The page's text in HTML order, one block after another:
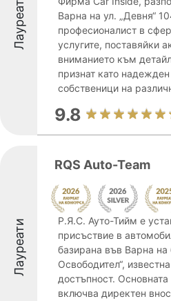
Лауреати
Варна на ул. „Девня“
професионалист в
услугите, поставяйки
вниманието към
признат като
собственици на
9.8
Лауреати
RQS Auto-Team
Р.Я.С. Ауто-Тийм е
присъствие в
базирана във Варна на
Освободител“,
достъпност.
включва директен